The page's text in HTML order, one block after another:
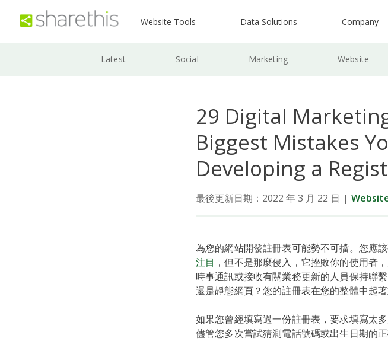
Website Tools Data Solutions Company
Latest Social Marketing Website
29 Digital
Biggest Mistakes
Developing a
最後更新日期：2022 年 3 月 22 日 |
為您的網站開發註冊表可能勢不可擋。您應
注目 ，但不是那麼侵入，它挫敗你的使用者
時事通訊或接收有關業務更新的人員保持聯
還是靜態網頁？您的註冊表在您的整體中起
如果您曾經填寫過一份註冊表，要求填寫太
儘管您多次嘗試猜測電話號碼或出生日期的